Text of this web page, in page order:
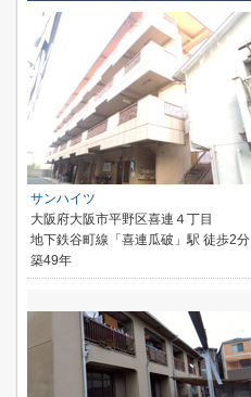
サンハイツ
大阪府大阪市平野区喜連４丁目
地下鉄谷町線「喜連瓜破」駅 徒歩2分
築49年